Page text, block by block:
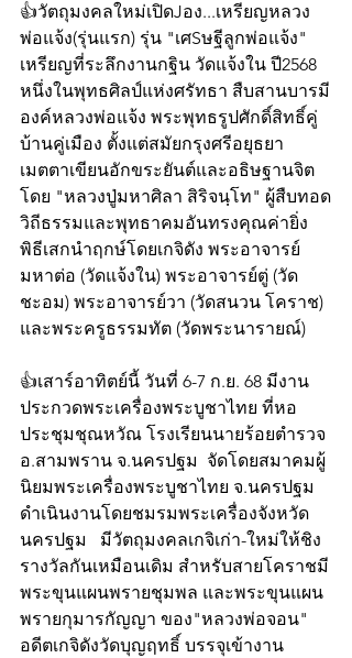
👍วัตถุมงคลใหม่เปิดJอง...เหรียญหลวง
พ่อแจ้ง(รุ่นแรก) รุ่น "เศSษฐีลูกพ่อแจ้ง"
เหรียญที่ระลึกงานกฐิน วัดแจ้งใน ปี2568
หนึ่งในพุทธศิลป์แห่งศรัทธา สืบสานบารมี
องค์หลวงพ่อแจ้ง พระพุทธรูปศักดิ์สิทธิ์คู่
บ้านคู่เมือง ตั้งแต่สมัยกรุงศรีอยุธยา
เมตตาเขียนอักขระยันต์และอธิษฐานจิต
โดย "หลวงปู่มหาศิลา สิริจนฺโท" ผู้สืบทอด
วิถีธรรมและพุทธาคมอันทรงคุณค่ายิ่ง
พิธีเสกนำฤกษ์โดยเกจิดัง พระอาจารย์
มหาต่อ (วัดแจ้งใน) พระอาจารย์ตู่ (วัด
ชะอม) พระอาจารย์วา (วัดสนวน โคราช)
และพระครูธรรมทัต (วัดพระนารายณ์)
👍เสาร์อาทิตย์นี้ วันที่ 6-7 ก.ย. 68 มีงาน
ประกวดพระเครื่องพระบูชาไทย ที่หอ
ประชุมชุณหวัณ โรงเรียนนายร้อยตำรวจ
อ.สามพราน จ.นครปฐม  จัดโดยสมาคมผู้
นิยมพระเครื่องพระบูชาไทย จ.นครปฐม
ดำเนินงานโดยชมรมพระเครื่องจังหวัด
นครปฐม   มีวัตถุมงคลเกจิเก่า-ใหม่ให้ชิง
รางวัลกันเหมือนเดิม สำหรับสายโคราชมี
พระขุนแผนพรายชุมพล และพระขุนแผน
พรายกุมารกัญญา ของ"หลวงพ่อจอน"
อดีตเกจิดังวัดบุญฤทธิ์ บรรจุเข้างาน